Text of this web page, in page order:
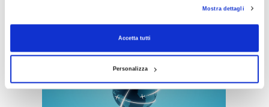
RevocaMostra dettagli
Accetta tutti
Personalizza